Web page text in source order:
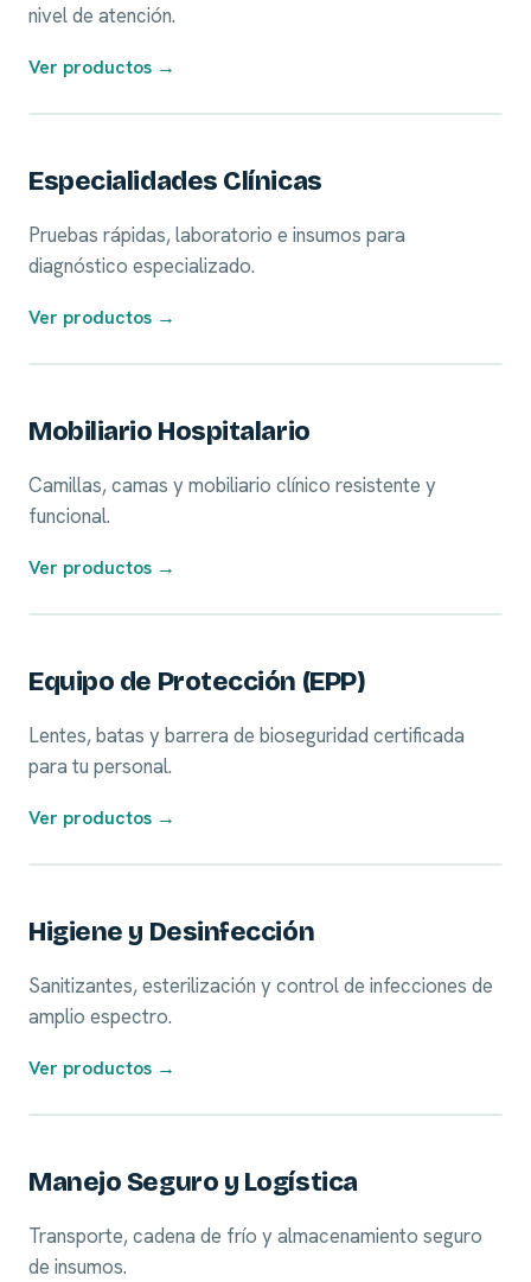
nivel de atención.
Ver productos →
Especialidades Clínicas
Pruebas rápidas, laboratorio e insumos para
diagnóstico especializado.
Ver productos →
Mobiliario Hospitalario
Camillas, camas y mobiliario clínico resistente y
funcional.
Ver productos →
Equipo de Protección (EPP)
Lentes, batas y barrera de bioseguridad certificada
para tu personal.
Ver productos →
Higiene y Desinfección
Sanitizantes, esterilización y control de infecciones de
amplio espectro.
Ver productos →
Manejo Seguro y Logística
Transporte, cadena de frío y almacenamiento seguro
de insumos.